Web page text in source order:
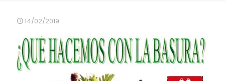
14/02/2019